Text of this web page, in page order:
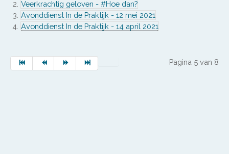
Veerkrachtig geloven - #Hoe dan?
Avonddienst In de Praktijk - 12 mei 2021
Avonddienst In de Praktijk - 14 april 2021
Pagina 5 van 8